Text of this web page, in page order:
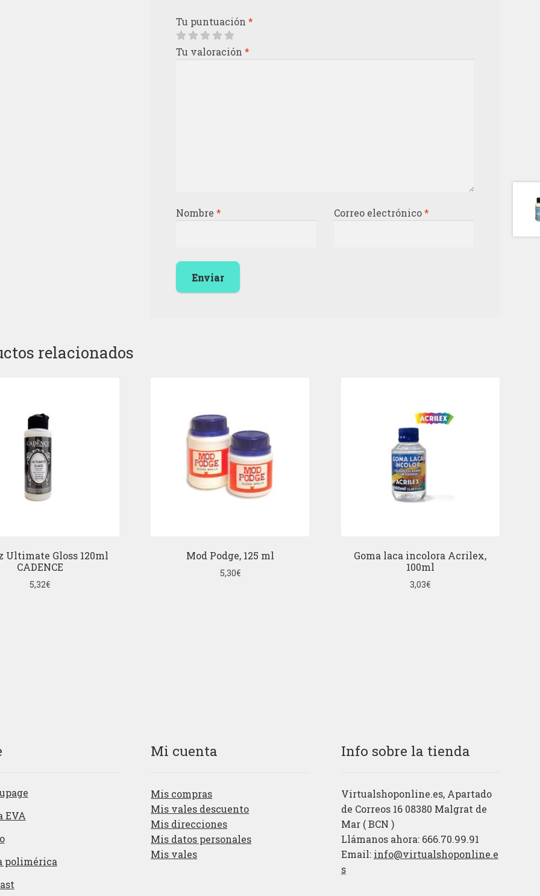
Tu puntuación*
Tu valoración*
Nombre* Correo electrónico*
relacionados
Ultimate Gloss 120ml
CADENCE
5,32€
Mod Podge, 125 ml
5,30€
Goma laca incolora Acrilex,
100ml
3,03€
EVA
polimérica
Mi cuenta
Mis compras
Mis vales descuento
Mis direcciones
Mis datos personales
Mis vales
Info sobre la tienda
Virtualshoponline.es, Apartado
de Correos 16 08380 Malgrat de
Mar ( BCN )
Llámanos ahora: 666.70.99.91
Email: info@virtualshoponline.e
s